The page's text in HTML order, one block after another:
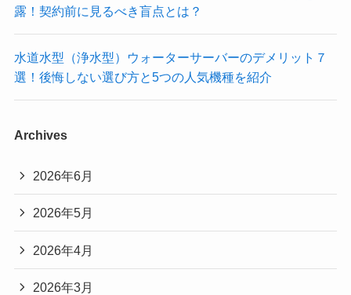
露！契約前に見るべき盲点とは？
水道水型（浄水型）ウォーターサーバーのデメリット７
選！後悔しない選び方と5つの人気機種を紹介
Archives
2026年6月
2026年5月
2026年4月
2026年3月